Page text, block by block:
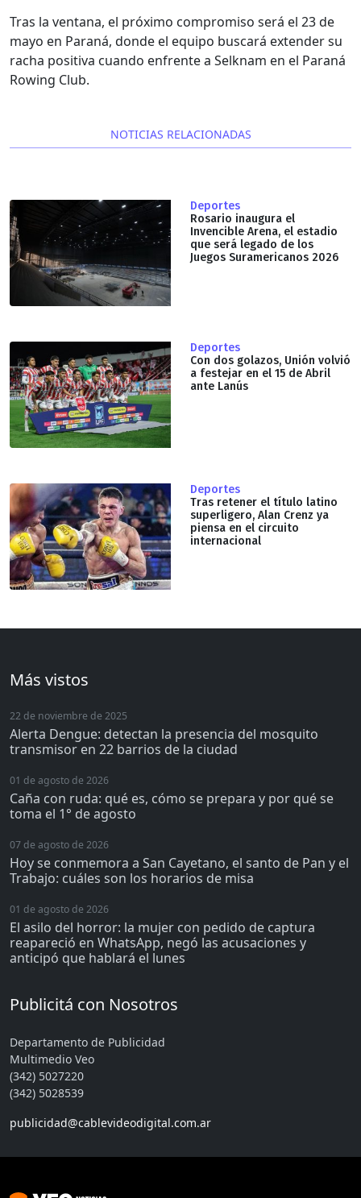
Tras la ventana, el próximo compromiso será el 23 de
mayo en Paraná, donde el equipo buscará extender su
racha positiva cuando enfrente a Selknam en el Paraná
Rowing Club.
NOTICIAS RELACIONADAS
Deportes
Rosario inaugura el
Invencible Arena, el estadio
que será legado de los
Juegos Suramericanos 2026
Deportes
Con dos golazos, Unión volvió
a festejar en el 15 de Abril
ante Lanús
Deportes
Tras retener el título latino
superligero, Alan Crenz ya
piensa en el circuito
internacional
Más vistos
22 de noviembre de 2025
Alerta Dengue: detectan la presencia del mosquito
transmisor en 22 barrios de la ciudad
01 de agosto de 2026
Caña con ruda: qué es, cómo se prepara y por qué se
toma el 1° de agosto
07 de agosto de 2026
Hoy se conmemora a San Cayetano, el santo de Pan y el
Trabajo: cuáles son los horarios de misa
01 de agosto de 2026
El asilo del horror: la mujer con pedido de captura
reapareció en WhatsApp, negó las acusaciones y
anticipó que hablará el lunes
Publicitá con Nosotros
Departamento de Publicidad
Multimedio Veo
(342) 5027220
(342) 5028539
publicidad@cablevideodigital.com.ar